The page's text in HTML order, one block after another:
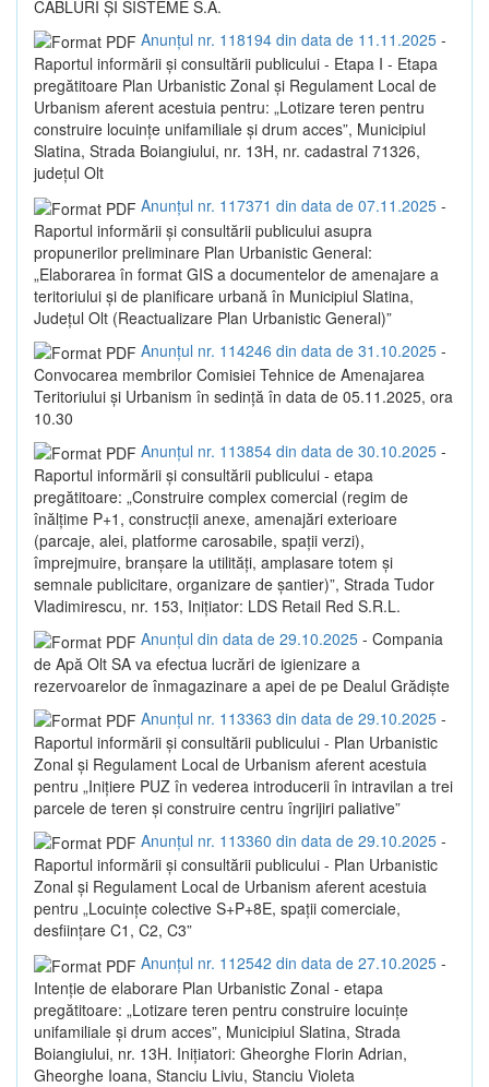
CABLURI ȘI SISTEME S.A.
Anunțul nr. 118194 din data de 11.11.2025 -
Raportul informării și consultării publicului - Etapa I - Etapa
pregătitoare Plan Urbanistic Zonal și Regulament Local de
Urbanism aferent acestuia pentru: „Lotizare teren pentru
construire locuințe unifamiliale și drum acces”, Municipiul
Slatina, Strada Boiangiului, nr. 13H, nr. cadastral 71326,
județul Olt
Anunțul nr. 117371 din data de 07.11.2025 -
Raportul informării și consultării publicului asupra
propunerilor preliminare Plan Urbanistic General:
„Elaborarea în format GIS a documentelor de amenajare a
teritoriului și de planificare urbană în Municipiul Slatina,
Județul Olt (Reactualizare Plan Urbanistic General)”
Anunțul nr. 114246 din data de 31.10.2025 -
Convocarea membrilor Comisiei Tehnice de Amenajarea
Teritoriului și Urbanism în sedință în data de 05.11.2025, ora
10.30
Anunțul nr. 113854 din data de 30.10.2025 -
Raportul informării și consultării publicului - etapa
pregătitoare: „Construire complex comercial (regim de
înălțime P+1, construcții anexe, amenajări exterioare
(parcaje, alei, platforme carosabile, spații verzi),
împrejmuire, branșare la utilități, amplasare totem și
semnale publicitare, organizare de șantier)”, Strada Tudor
Vladimirescu, nr. 153, Inițiator: LDS Retail Red S.R.L.
Anunțul din data de 29.10.2025 - Compania
de Apă Olt SA va efectua lucrări de igienizare a
rezervoarelor de înmagazinare a apei de pe Dealul Grădiște
Anunțul nr. 113363 din data de 29.10.2025 -
Raportul informării și consultării publicului - Plan Urbanistic
Zonal și Regulament Local de Urbanism aferent acestuia
pentru „Inițiere PUZ în vederea introducerii în intravilan a trei
parcele de teren și construire centru îngrijiri paliative”
Anunțul nr. 113360 din data de 29.10.2025 -
Raportul informării și consultării publicului - Plan Urbanistic
Zonal și Regulament Local de Urbanism aferent acestuia
pentru „Locuințe colective S+P+8E, spații comerciale,
desființare C1, C2, C3”
Anunțul nr. 112542 din data de 27.10.2025 -
Intenție de elaborare Plan Urbanistic Zonal - etapa
pregătitoare: „Lotizare teren pentru construire locuințe
unifamiliale și drum acces”, Municipiul Slatina, Strada
Boiangiului, nr. 13H. Inițiatori: Gheorghe Florin Adrian,
Gheorghe Ioana, Stanciu Liviu, Stanciu Violeta